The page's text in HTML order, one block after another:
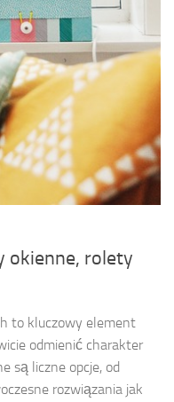
okienne, rolety
to kluczowy element
odmienić charakter
są liczne opcje, od
rozwiązania jak